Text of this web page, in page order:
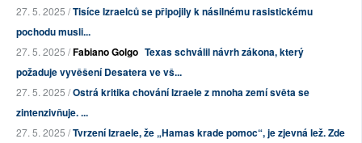
27. 5. 2025 /Tisíce Izraelců se připojily k násilnému rasistickému
pochodu musli...
27. 5. 2025 /Fabiano Golgo Texas schválil návrh zákona, který
požaduje vyvěšení Desatera ve vš...
27. 5. 2025 /Ostrá kritika chování Izraele z mnoha zemí světa se
zintenzivňuje. ...
27. 5. 2025 /Tvrzení Izraele, že „Hamas krade pomoc“, je zjevná lež. Zde